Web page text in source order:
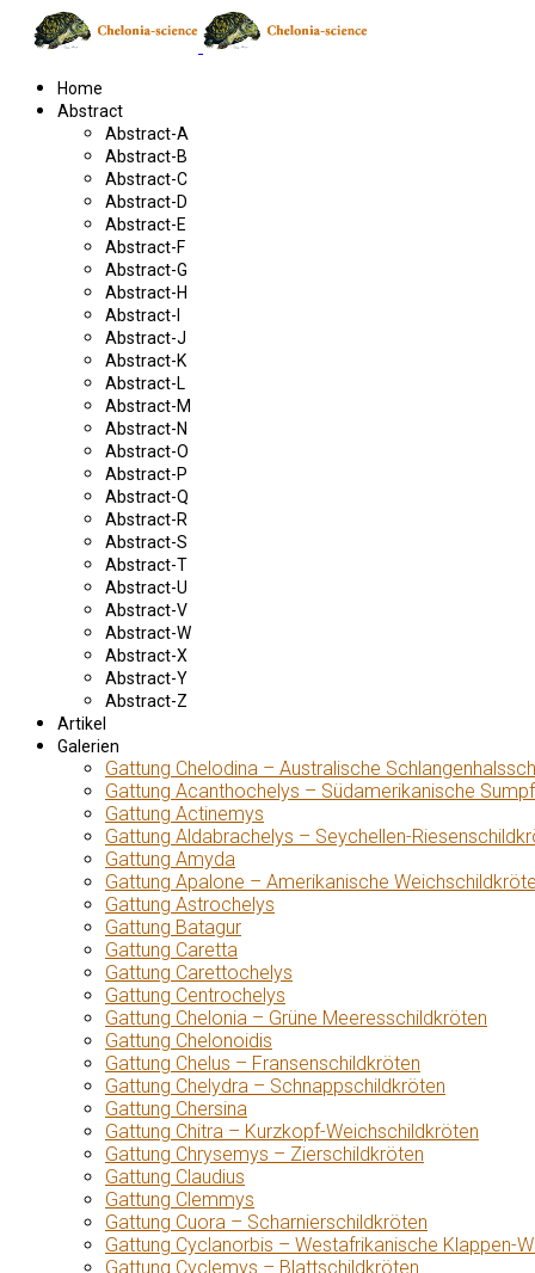
Home
Abstract
Abstract-A
Abstract-B
Abstract-C
Abstract-D
Abstract-E
Abstract-F
Abstract-G
Abstract-H
Abstract-I
Abstract-J
Abstract-K
Abstract-L
Abstract-M
Abstract-N
Abstract-O
Abstract-P
Abstract-Q
Abstract-R
Abstract-S
Abstract-T
Abstract-U
Abstract-V
Abstract-W
Abstract-X
Abstract-Y
Abstract-Z
Artikel
Galerien
Gattung Chelodina – Australische
Gattung Acanthochelys – Südamerikanische
Gattung Actinemys
Gattung Aldabrachelys – Seychellen-
Gattung Amyda
Gattung Apalone – Amerikanische
Gattung Astrochelys
Gattung Batagur
Gattung Caretta
Gattung Carettochelys
Gattung Centrochelys
Gattung Chelonia – Grüne Meeresschildkröten
Gattung Chelonoidis
Gattung Chelus – Fransenschildkröten
Gattung Chelydra – Schnappschildkröten
Gattung Chersina
Gattung Chitra – Kurzkopf-Weichschildkröten
Gattung Chrysemys – Zierschildkröten
Gattung Claudius
Gattung Clemmys
Gattung Cuora – Scharnierschildkröten
Gattung Cyclanorbis – Westafrikanische Klappen-
Gattung Cyclemys – Blattschildkröten